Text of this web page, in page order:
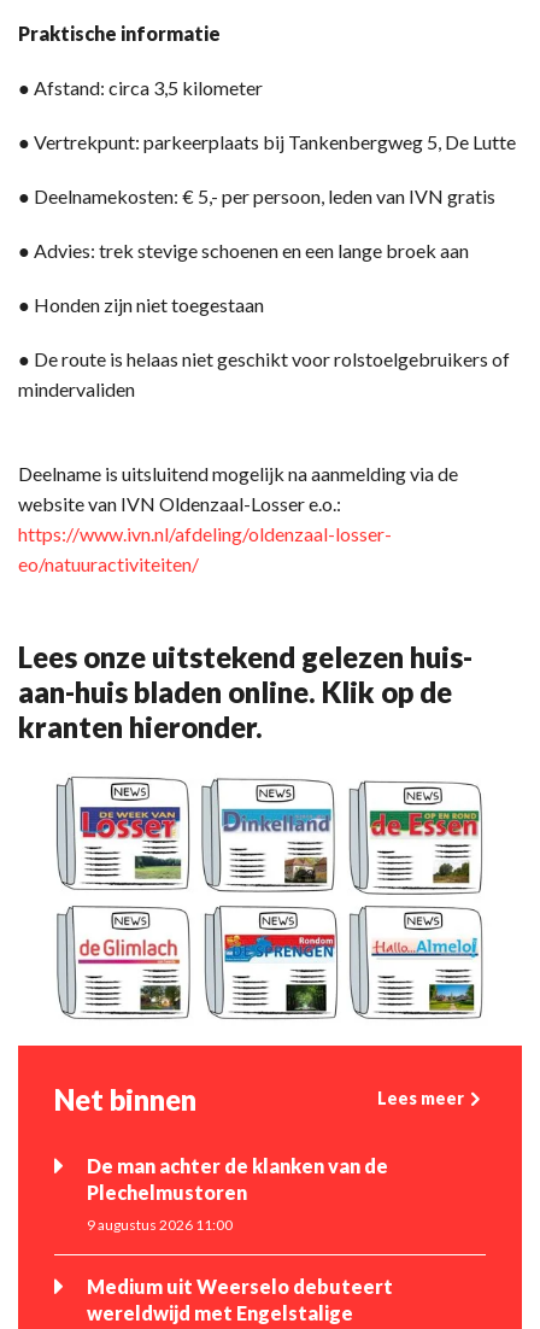
Praktische informatie
● Afstand: circa 3,5 kilometer
● Vertrekpunt: parkeerplaats bij Tankenbergweg 5, De Lutte
● Deelnamekosten: € 5,- per persoon, leden van IVN gratis
● Advies: trek stevige schoenen en een lange broek aan
● Honden zijn niet toegestaan
● De route is helaas niet geschikt voor rolstoelgebruikers of
mindervaliden
Deelname is uitsluitend mogelijk na aanmelding via de
website van IVN Oldenzaal-Losser e.o.:
https://www.ivn.nl/afdeling/oldenzaal-losser-
eo/natuuractiviteiten/
Lees onze uitstekend gelezen huis-
aan-huis bladen online. Klik op de
kranten hieronder.
Net binnen Lees meer
De man achter de klanken van de
Plechelmustoren
9 augustus 2026 11:00
Medium uit Weerselo debuteert
wereldwijd met Engelstalige